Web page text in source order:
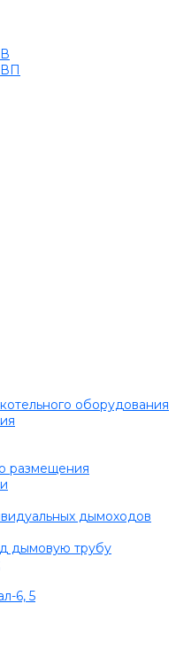
оборудования
размещения
дымоходов
дымовую трубу
6, 5